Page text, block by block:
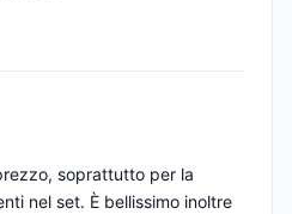
soprattutto per la
nel set. È bellissimo inoltre